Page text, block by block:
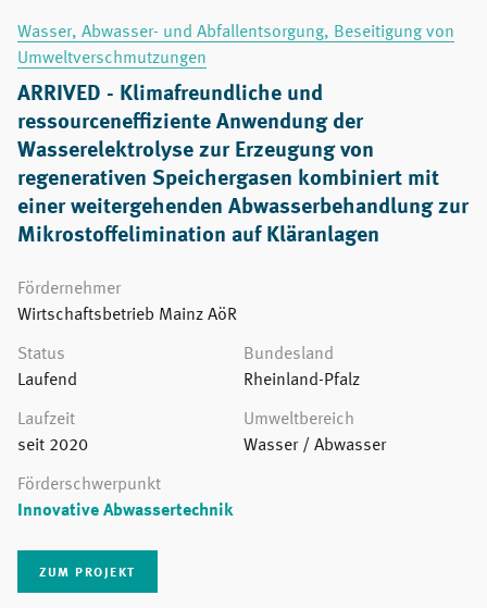
Wasser, Abwasser- und Abfallentsorgung, Beseitigung von
Umweltverschmutzungen
ARRIVED - Klimafreundliche und
ressourceneffiziente Anwendung der
Wasserelektrolyse zur Erzeugung von
regenerativen Speichergasen kombiniert mit
einer weitergehenden Abwasserbehandlung zur
Mikrostoffelimination auf Kläranlagen
Fördernehmer
Wirtschaftsbetrieb Mainz AöR
Status
Laufend
Bundesland
Rheinland-Pfalz
Laufzeit
seit 2020
Umweltbereich
Wasser / Abwasser
Förderschwerpunkt
Innovative Abwassertechnik
ZUM PROJEKT